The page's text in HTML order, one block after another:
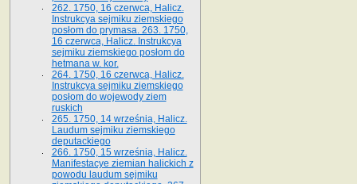
262. 1750, 16 czerwca, Halicz.
Instrukcya sejmiku ziemskiego
posłom do prymasa. 263. 1750,
16 czerwca, Halicz. Instrukcya
sejmiku ziemskiego posłom do
hetmana w. kor.
264. 1750, 16 czerwca, Halicz.
Instrukcya sejmiku ziemskiego
posłom do wojewody ziem
ruskich
265. 1750, 14 września, Halicz.
Laudum sejmiku ziemskiego
deputackiego
266. 1750, 15 września, Halicz.
Manifestacye ziemian halickich z
powodu laudum sejmiku